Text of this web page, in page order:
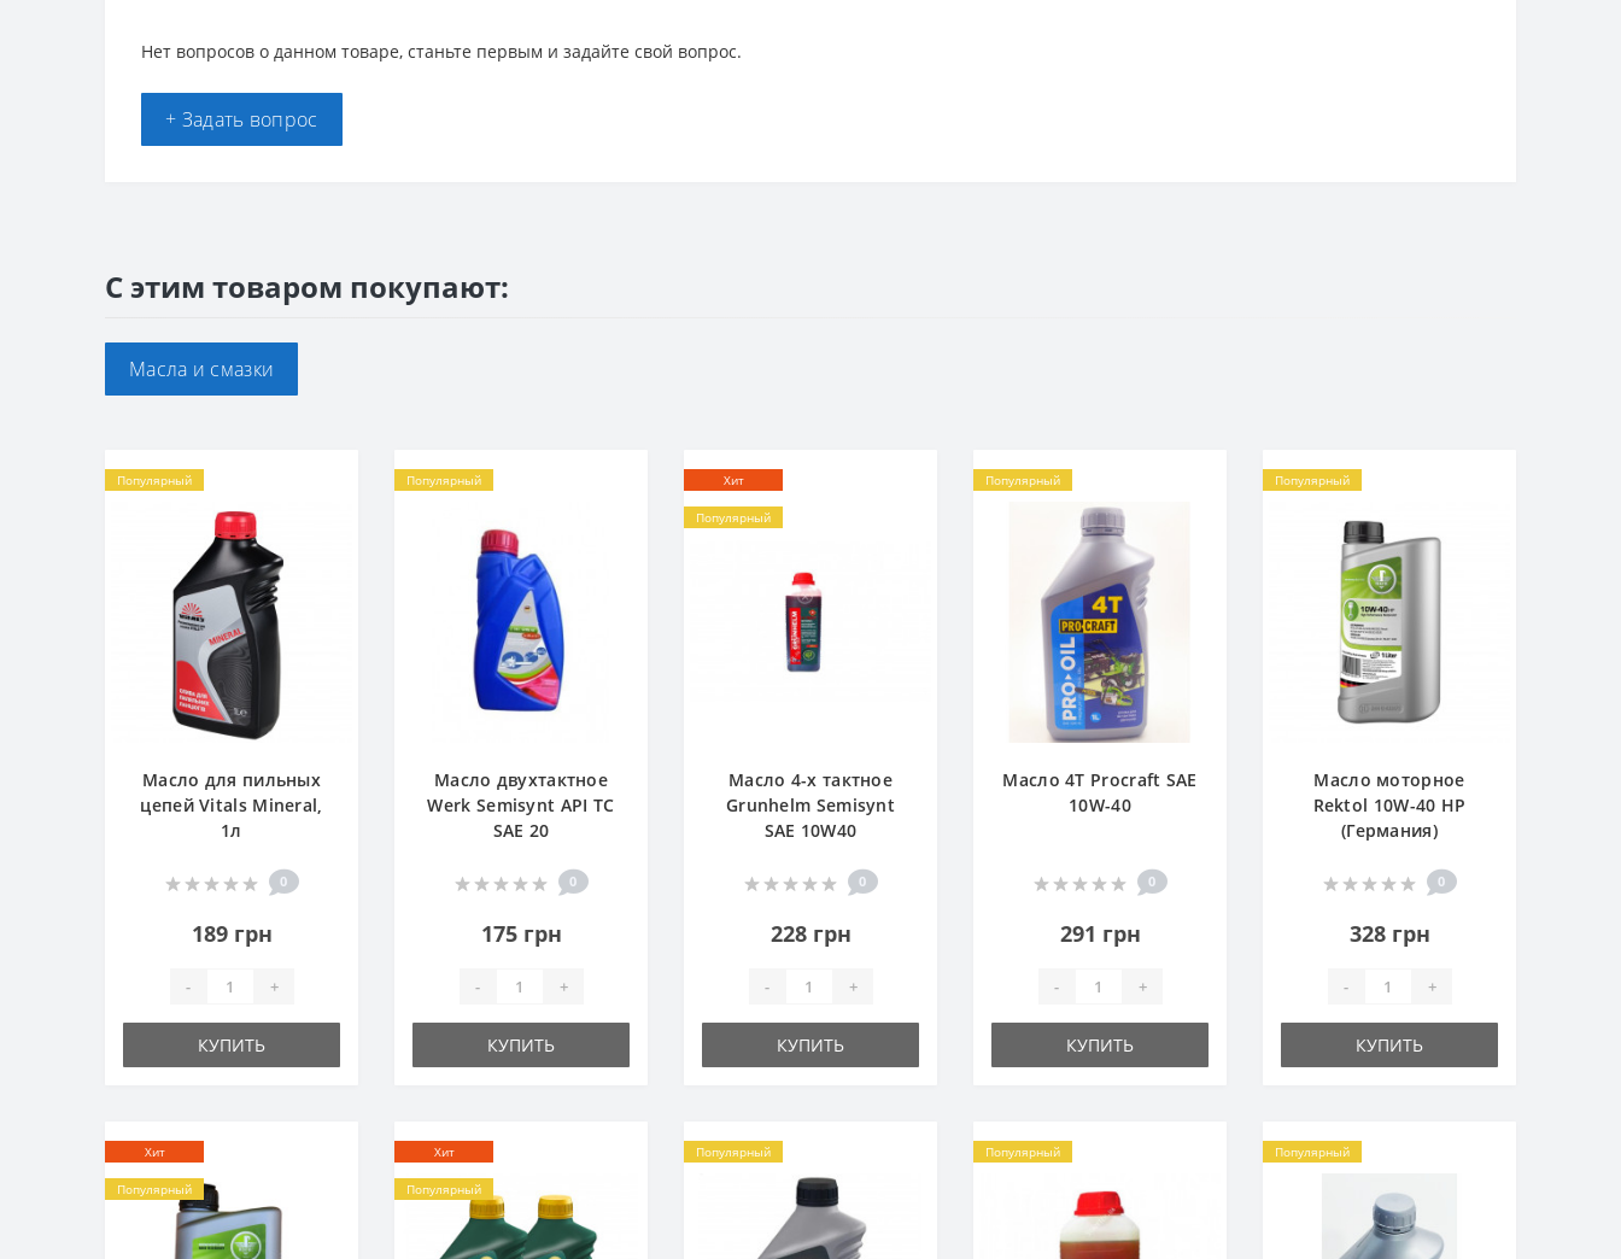
Нет вопросов о данном товаре, станьте первым и задайте свой вопрос.
+ Задать вопрос
С этим товаром покупают:
Масла и смазки
Популярный
Масло для пильных
цепей Vitals Mineral,
1л
0
189 грн
- +
КУПИТЬ
Популярный
Масло двухтактное
Werk Semisynt API TC
SAE 20
0
175 грн
- +
КУПИТЬ
Хит
Популярный
Масло 4-х тактное
Grunhelm Semisynt
SAE 10W40
0
228 грн
- +
КУПИТЬ
Популярный
Масло 4Т Procraft SAE
10W-40
0
291 грн
- +
КУПИТЬ
Популярный
Масло моторное
Rektol 10W-40 HP
(Германия)
0
328 грн
- +
КУПИТЬ
Хит
Популярный
Хит
Популярный
Популярный Популярный Популярный